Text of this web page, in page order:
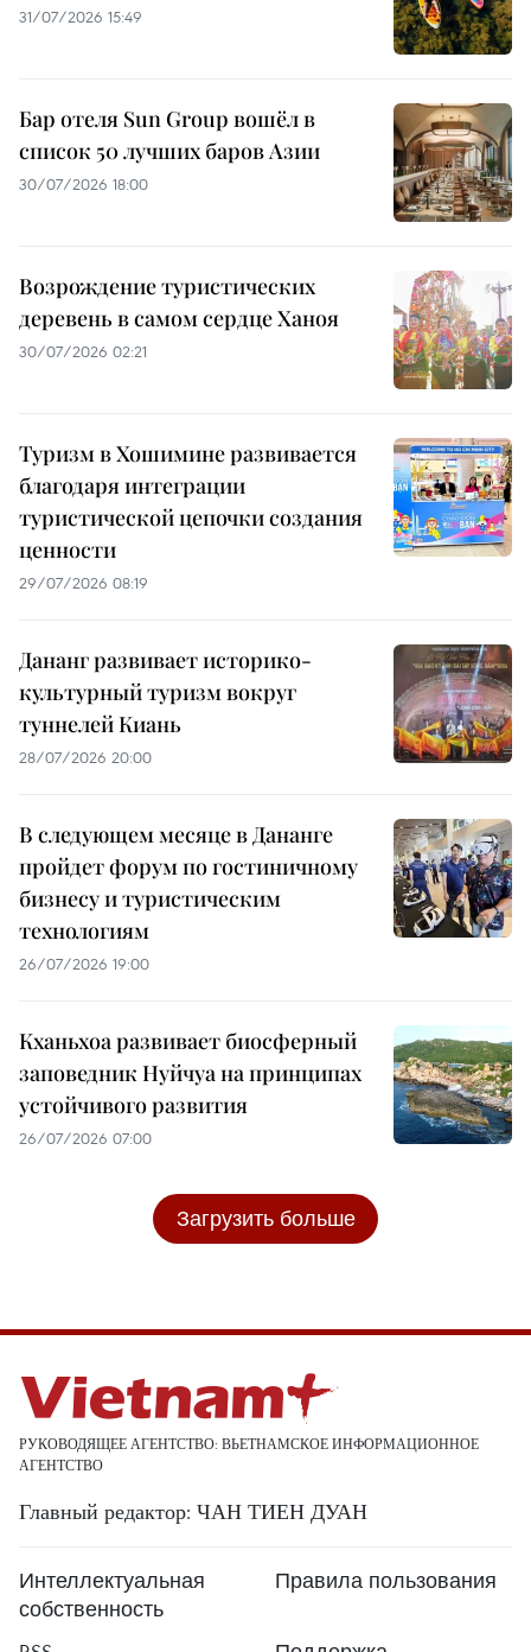
31/07/2026 15:49
Бар отеля Sun Group вошёл в
список 50 лучших баров Азии
30/07/2026 18:00
Возрождение туристических
деревень в самом сердце Ханоя
30/07/2026 02:21
Туризм в Хошимине развивается
благодаря интеграции
туристической цепочки создания
ценности
29/07/2026 08:19
Дананг развивает историко-
культурный туризм вокруг
туннелей Киань
28/07/2026 20:00
В следующем месяце в Дананге
пройдет форум по гостиничному
бизнесу и туристическим
технологиям
26/07/2026 19:00
Кханьхоа развивает биосферный
заповедник Нуйчуа на принципах
устойчивого развития
26/07/2026 07:00
Загрузить больше
РУКОВОДЯЩЕЕ АГЕНТСТВО: ВЬЕТНАМСКОЕ ИНФОРМАЦИОННОЕ
АГЕНТСТВО
Главный редактор: ЧАН ТИЕН ДУАН
Интеллектуальная
собственность
Правила пользования